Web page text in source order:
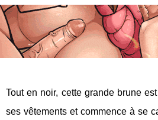
Tout en noir, cette grande brune
ses vêtements et commence à se